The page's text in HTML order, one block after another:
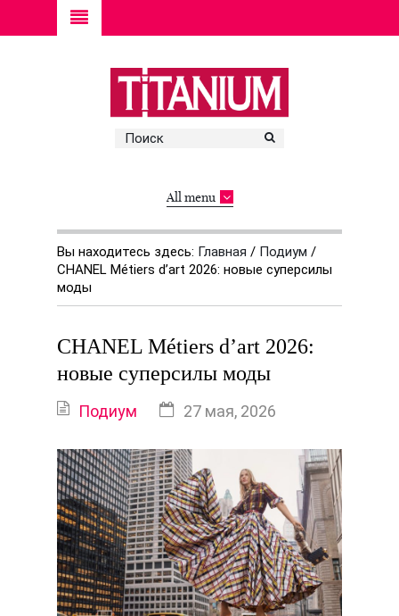
All menu
Вы находитесь здесь: Главная / Подиум /
CHANEL Métiers d’art 2026: новые суперсилы
моды
CHANEL Métiers d’art 2026:
новые суперсилы моды
Подиум 27 мая, 2026